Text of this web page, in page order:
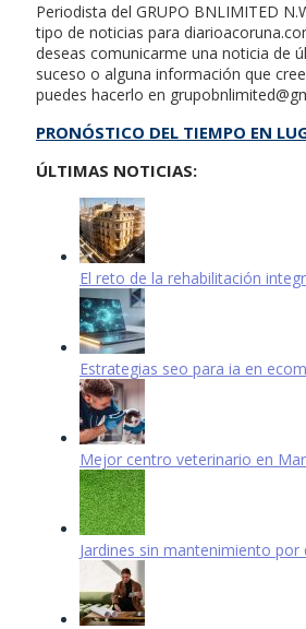
Periodista del GRUPO BNLIMITED
tipo de noticias para
deseas comunicarme una noticia de
suceso o alguna información que
puedes hacerlo en
PRONÓSTICO DEL TIEMPO EN
ÚLTIMAS NOTICIAS:
El reto de la rehabilitación
Estrategias seo para ia en
Mejor centro veterinario en
Jardines sin mantenimiento